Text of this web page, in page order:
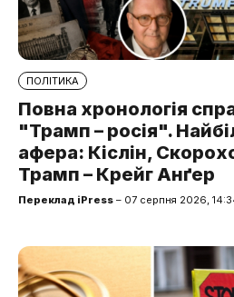
ПОЛІТИКА
Повна хронологія
"Трамп – росія".
афера: Кіслін,
Трамп – Крейг Анґер
Переклад iPress – 07 серпня 2026,